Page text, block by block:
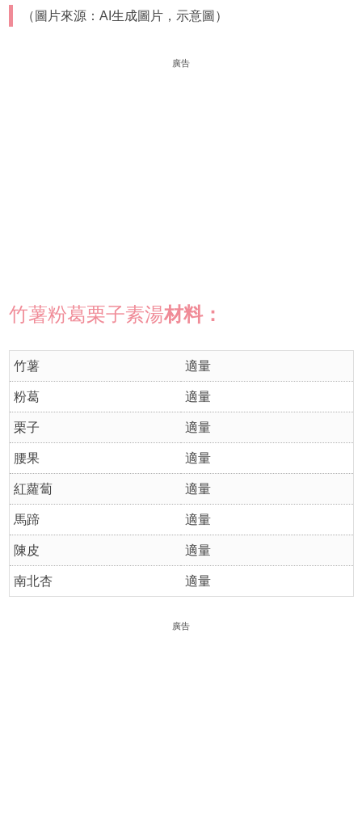
（圖片來源：AI生成圖片，示意圖）
廣告
竹薯粉葛栗子素湯材料：
竹薯 適量
粉葛 適量
栗子 適量
腰果 適量
紅蘿蔔 適量
馬蹄 適量
陳皮 適量
南北杏 適量
廣告